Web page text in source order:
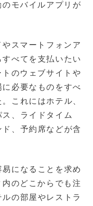
モバイルアプリが
スマートフォンア
べてを支払いたい
のウェブサイトや
必要なものをすべ
これにはホテル、
、ライドタイム
、予約席などが含
になることを求め
のどこからでも注
の部屋やレストラ